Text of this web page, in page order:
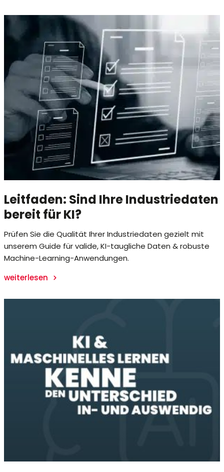
Leitfaden: Sind Ihre Industriedaten
bereit für KI?
Prüfen Sie die Qualität Ihrer Industriedaten gezielt mit
unserem Guide für valide, KI-taugliche Daten & robuste
Machine-Learning-Anwendungen.
weiterlesen